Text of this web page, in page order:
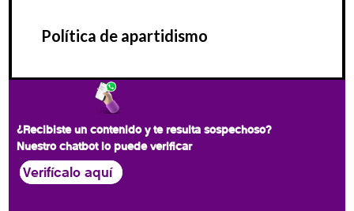
Política de apartidismo
¿Recibiste un contenido y te resulta sospechoso?
Nuestro chatbot lo puede verificar
Verifícalo aquí